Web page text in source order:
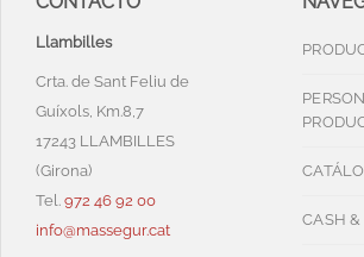
Llambilles
Crta. de Sant Feliu de
Guíxols, Km.8,7
17243 LLAMBILLES
(Girona)
Tel. 972 46 92 00
info@massegur.cat
CASH &